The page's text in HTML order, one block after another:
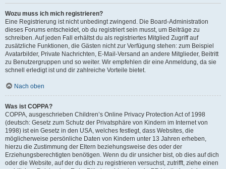
Wozu muss ich mich registrieren?
Eine Registrierung ist nicht unbedingt zwingend. Die Board-Administration
dieses Forums entscheidet, ob du registriert sein musst, um Beiträge zu
schreiben. Auf jeden Fall erhältst du als registriertes Mitglied Zugriff auf
zusätzliche Funktionen, die Gästen nicht zur Verfügung stehen: zum Beispiel
Avatarbilder, Private Nachrichten, E-Mail-Versand an andere Mitglieder, Beitritt
zu Benutzergruppen und so weiter. Wir empfehlen dir eine Anmeldung, da sie
schnell erledigt ist und dir zahlreiche Vorteile bietet.
Nach oben
Was ist COPPA?
COPPA, ausgeschrieben Children’s Online Privacy Protection Act of 1998
(deutsch: Gesetz zum Schutz der Privatsphäre von Kindern im Internet von
1998) ist ein Gesetz in den USA, welches festlegt, dass Websites, die
möglicherweise persönliche Daten von Kindern unter 13 Jahren erheben,
hierzu die Zustimmung der Eltern beziehungsweise des oder der
Erziehungsberechtigten benötigen. Wenn du dir unsicher bist, ob dies auf dich
oder die Website, auf der du dich zu registrieren versuchst, zutrifft, ziehe einen